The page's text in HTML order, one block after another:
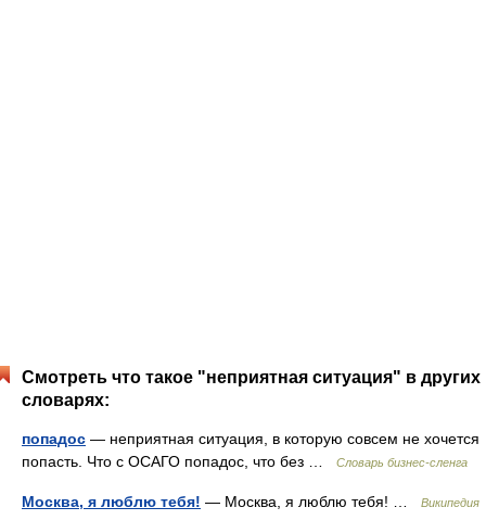
Смотреть что такое "неприятная ситуация" в других
словарях:
попадос — неприятная ситуация, в которую совсем не хочется
попасть. Что с ОСАГО попадос, что без …
Словарь бизнес-сленга
Москва, я люблю тебя! — Москва, я люблю тебя! … Википедия